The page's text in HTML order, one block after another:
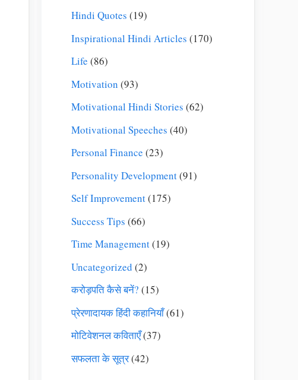
Hindi Quotes (19)
Inspirational Hindi Articles (170)
Life (86)
Motivation (93)
Motivational Hindi Stories (62)
Motivational Speeches (40)
Personal Finance (23)
Personality Development(91)
Self Improvement(175)
Success Tips (66)
Time Management(19)
Uncategorized (2)
करोड़पति कैसे बनें? (15)
प्रेरणादायक हिंदी कहानियाँ(61)
मोटिवेशनल कविताएँ(37)
सफलता के सूत्र(42)